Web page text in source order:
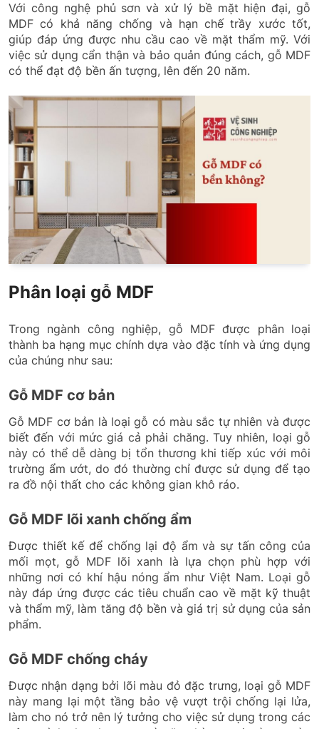
Với công nghệ phủ sơn và xử lý bề mặt hiện đại, gỗ
MDF có khả năng chống và hạn chế trầy xước tốt,
giúp đáp ứng được nhu cầu cao về mặt thẩm mỹ. Với
việc sử dụng cẩn thận và bảo quản đúng cách, gỗ MDF
có thể đạt độ bền ấn tượng, lên đến 20 năm.
Phân loại gỗ MDF
Trong ngành công nghiệp, gỗ MDF được phân loại
thành ba hạng mục chính dựa vào đặc tính và ứng dụng
của chúng như sau:
Gỗ MDF cơ bản
Gỗ MDF cơ bản là loại gỗ có màu sắc tự nhiên và được
biết đến với mức giá cả phải chăng. Tuy nhiên, loại gỗ
này có thể dễ dàng bị tổn thương khi tiếp xúc với môi
trường ẩm ướt, do đó thường chỉ được sử dụng để tạo
ra đồ nội thất cho các không gian khô ráo.
Gỗ MDF lõi xanh chống ẩm
Được thiết kế để chống lại độ ẩm và sự tấn công của
mối mọt, gỗ MDF lõi xanh là lựa chọn phù hợp với
những nơi có khí hậu nóng ẩm như Việt Nam. Loại gỗ
này đáp ứng được các tiêu chuẩn cao về mặt kỹ thuật
và thẩm mỹ, làm tăng độ bền và giá trị sử dụng của sản
phẩm.
Gỗ MDF chống cháy
Được nhận dạng bởi lõi màu đỏ đặc trưng, loại gỗ MDF
này mang lại một tầng bảo vệ vượt trội chống lại lửa,
làm cho nó trở nên lý tưởng cho việc sử dụng trong các